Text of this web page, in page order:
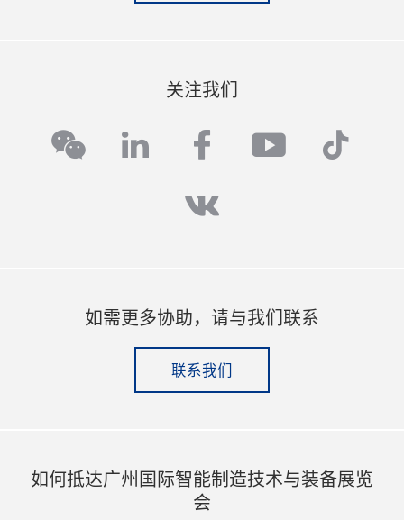
关注我们
wechatlinkedinfacebook
youtube
vk
如需更多协助，请与我们联系
联系我们
如何抵达广州国际智能制造技术与装备展览
会